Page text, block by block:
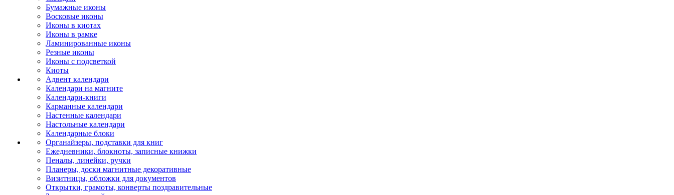
Бумажные иконы
Восковые иконы
Иконы в киотах
Иконы в рамке
Ламинированные иконы
Резные иконы
Иконы с подсветкой
Киоты
Адвент календари
Календари на магните
Календари-книги
Карманные календари
Настенные календари
Настольные календари
Календарные блоки
Органайзеры, подставки для книг
Ежедневники, блокноты, записные книжки
Пеналы, линейки, ручки
Планеры, доски магнитные декоративные
Визитницы, обложки для документов
Открытки, грамоты, конверты поздравительные